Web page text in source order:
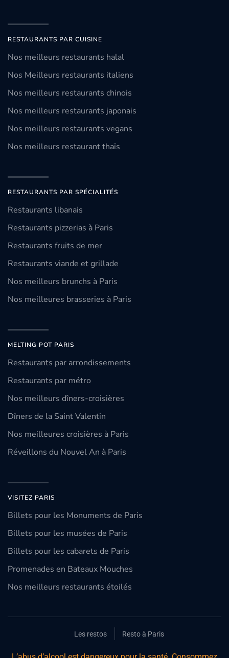
RESTAURANTS PAR CUISINE
Nos meilleurs restaurants halal
Nos Meilleurs restaurants italiens
Nos meilleurs restaurants chinois
Nos meilleurs restaurants japonais
Nos meilleurs restaurants vegans
Nos meilleurs restaurant thaïs
RESTAURANTS PAR SPÉCIALITÉS
Restaurants libanais
Restaurants pizzerias à Paris
Restaurants fruits de mer
Restaurants viande et grillade
Nos meilleurs brunchs à Paris
Nos meilleures brasseries à Paris
MELTING POT PARIS
Restaurants par arrondissements
Restaurants par métro
Nos meilleurs dîners-croisières
Dîners de la Saint Valentin
Nos meilleures croisières à Paris
Réveillons du Nouvel An à Paris
VISITEZ PARIS
Billets pour les Monuments de Paris
Billets pour les musées de Paris
Billets pour les cabarets de Paris
Promenades en Bateaux Mouches
Nos meilleurs restaurants étoilés
Les restos Resto à Paris